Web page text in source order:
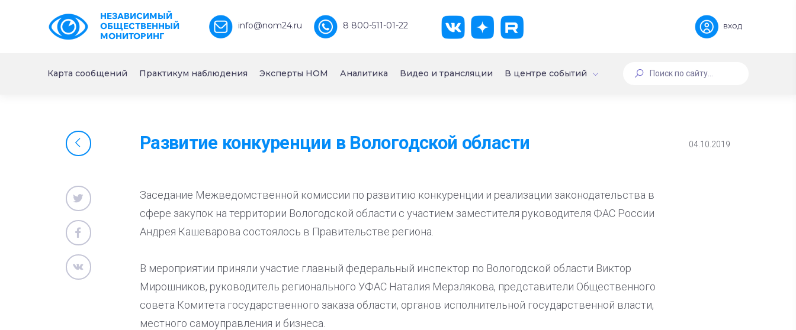
НЕЗАВИСИМЫЙ
ОБЩЕСТВЕННЫЙ
МОНИТОРИНГ
info@nom24.ru 8 800-511-01-22 вход
Карта сообщений Практикум наблюдения Эксперты НОМ Аналитика Видео и трансляции В центре событий
Развитие конкуренции в Вологодской области 04.10.2019
Заседание Межведомственной комиссии по развитию конкуренции и реализации законодательства в
сфере закупок на территории Вологодской области с участием заместителя руководителя ФАС России
Андрея Кашеварова состоялось в Правительстве региона.
В мероприятии приняли участие главный федеральный инспектор по Вологодской области Виктор
Мирошников, руководитель регионального УФАС Наталия Мерзлякова, представители Общественного
совета Комитета государственного заказа области, органов исполнительной государственной власти,
местного самоуправления и бизнеса.